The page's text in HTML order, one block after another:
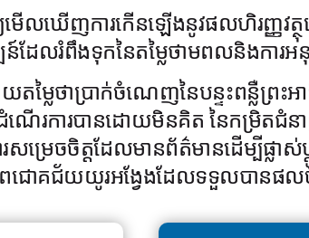
មើលឃើញការកើនឡើងនូវផលហិរញ្ញវត្
ន៍ដែលរំពឹងទុកនៃតម្លៃថាមពលនិងការអ
លៃថាប្រាក់ចំណេញនៃបន្ទះពន្លឺព្រះអា
ើរការបានដោយមិនគិត នៃកម្រិតជំនា
សម្រេចចិត្តដែលមានព័ត៌មានដើម្បីផ្លាស់
ពជោគជ័យយូរអង្វែងដែលទទួលបានផ